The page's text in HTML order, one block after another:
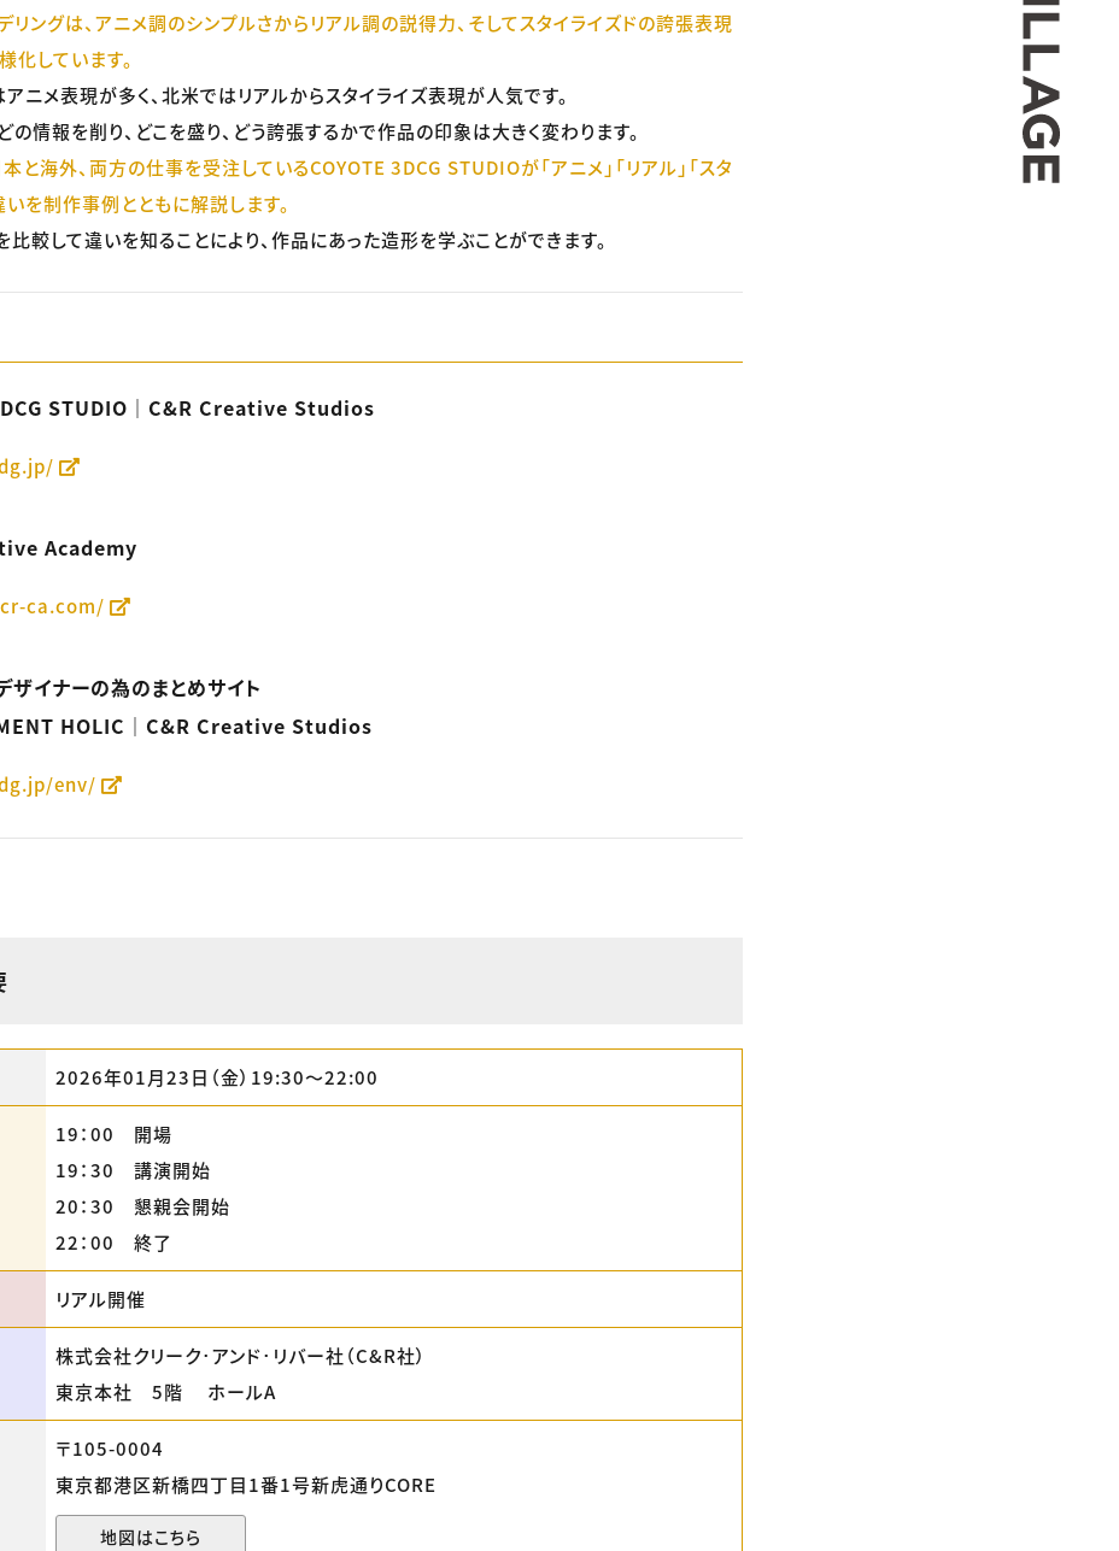
リングは、アニメ調のシンプルさからリアル調の説得力、そしてスタイライズドの誇張表現
化しています。
ニメ表現が多く、北米ではリアルからスタイライズ表現が人気です。
の情報を削り、どこを盛り、どう誇張するかで作品の印象は大きく変わります。
と海外、両方の仕事を受注しているCOYOTE 3DCG STUDIOが「アニメ」「リアル」「スタ
いを制作事例とともに解説します。
比較して違いを知ることにより、作品にあった造形を学ぶことができます。
STUDIO｜C&R Creative Studios
Academy
ca.com/
ザイナーの為のまとめサイト
HOLIC｜C&R Creative Studios
env/
2026年01月23日（金）19:30〜22:00
19：00 開場
19：30 講演開始
20：30 懇親会開始
22：00 終了
リアル開催
株式会社クリーク･アンド･リバー社（C&R社）
東京本社 5階 ホールA
〒105-0004
東京都港区新橋四丁目1番1号新虎通りCORE
地図はこちら